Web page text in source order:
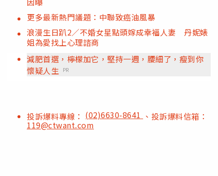
更多最新熱門議題：中聯致癌油風暴
浪漫生日趴2／不婚女星點頭嫁成幸福人妻 丹妮婊
姐為愛找上心理諮商
減肥首選，檸檬加它，堅持一週，腰細了，瘦到你
懷疑人生
PR
投訴爆料專線： (02)6630-8641 、投訴爆料信箱：
119@ctwant.com